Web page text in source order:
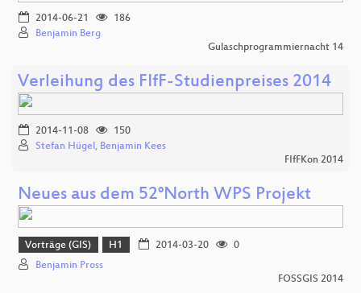
2014-06-21
186
Benjamin Berg
Gulaschprogrammiernacht 14
Verleihung des FIfF-Studienpreises 2014
2014-11-08
150
Stefan Hügel, Benjamin Kees
FIfFKon 2014
Neues aus dem 52°North WPS Projekt
Vorträge (GIS) H1 2014-03-20
0
Benjamin Pross
FOSSGIS 2014